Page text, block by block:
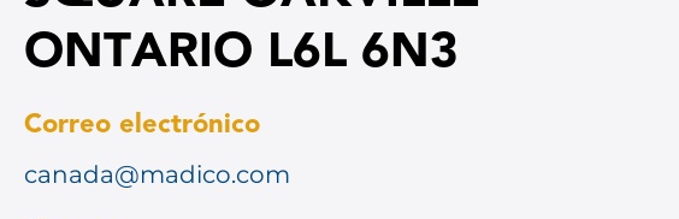
ONTARIO L6L 6N3
Correo electrónico
canada@madico.com